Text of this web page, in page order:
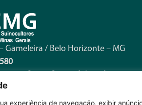
experiência de navegação, exibir
Gameleira / Belo Horizonte – MG